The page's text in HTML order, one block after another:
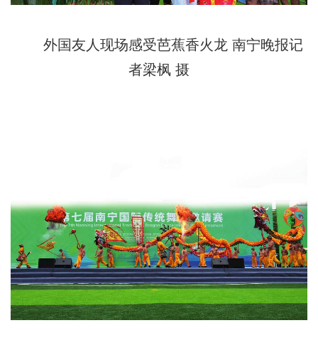
外国友人现场感受芭蕉香火龙 南宁晚报记
者梁枫 摄